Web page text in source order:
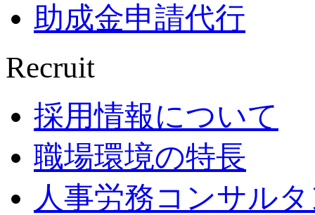
助成金申請代行
Recruit
採用情報について
職場環境の特長
人事労務コンサル